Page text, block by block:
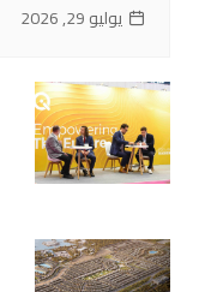
يوليو 29, 2026